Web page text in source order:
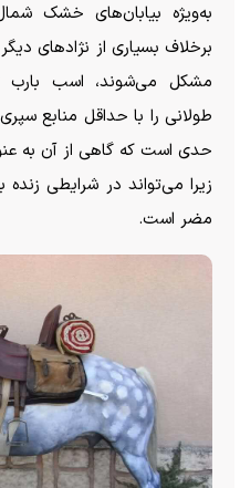
به‌ویژه بیابان‌های خشک
برخلاف بسیاری از نژاد‌های
مشکل می‌شوند، اسب بارب
طولانی را با حداقل منابع
حدی است که گاهی از آن به
زیرا می‌تواند در شرایطی زنده
مضر است.